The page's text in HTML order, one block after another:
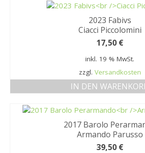
2023 Fabivs
Ciacci Piccolomini
17,50 €
inkl. 19 % MwSt.
zzgl. Versandkosten
IN DEN
2017 Barolo
Armando Parusso
39,50 €